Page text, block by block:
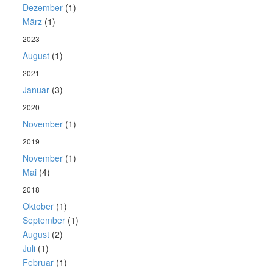
Dezember (1)
März (1)
2023
August (1)
2021
Januar (3)
2020
November (1)
2019
November (1)
Mai (4)
2018
Oktober (1)
September (1)
August (2)
Juli (1)
Februar (1)